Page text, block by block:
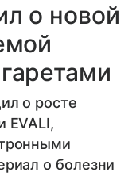
о новой
о росте
EVALI,
о болезни